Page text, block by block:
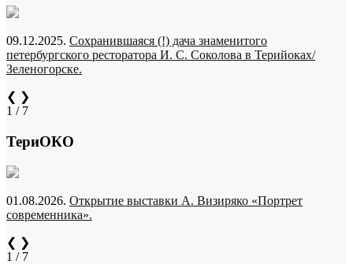
09.12.2025. Сохранившаяся (!) дача знаменитого
петербургского ресторатора И. С. Соколова в Терийоках/
Зеленогорске.
❮ ❯
1 / 7
ТериОКО
01.08.2026. Открытие выставки А. Визиряко «Портрет
современника».
❮ ❯
1 / 7